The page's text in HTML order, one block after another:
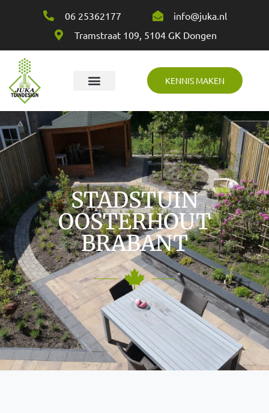
06 25362177
info@juka.nl
Tramstraat 109, 5104 GK Dongen
KENNIS MAKEN
STADSTUIN
OOSTERHOUT
BRABANT